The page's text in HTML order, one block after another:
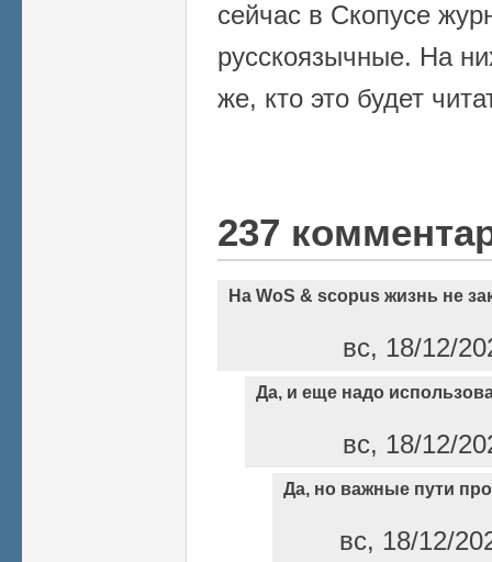
сейчас в Скопусе
русскоязычные. На
же, кто это будет
237
На WoS & scopus жизнь не
вс, 18/12/
Да, и еще надо
вс, 18/12/
Да, но важные пути
вс, 18/12/